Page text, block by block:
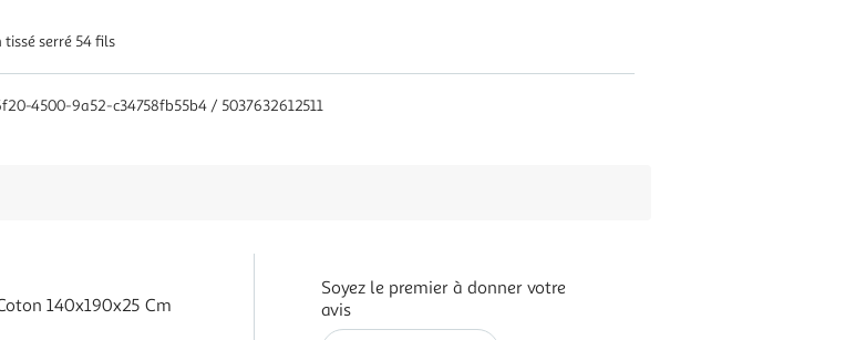
serré 54 fils
4500-9a52-c34758fb55b4 / 5037632612511
140x190x25 Cm
Soyez le premier à donner votre
avis